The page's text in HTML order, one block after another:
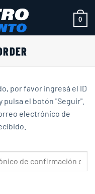
0
por favor ingresá el ID
el botón "Seguir".
electrónico de